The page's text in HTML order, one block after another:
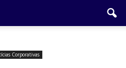
Corporativas